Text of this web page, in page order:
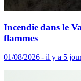
Incendie dans le
flammes
01/08/2026 - il y a 5